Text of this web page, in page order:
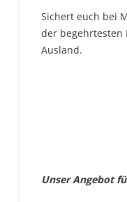
Sichert euch bei
der begehrtesten
Ausland.
Unser Angebot